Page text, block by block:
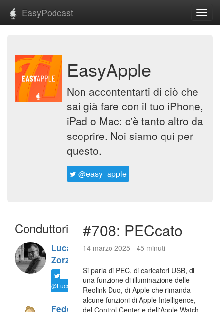
EasyPodcast
EasyApple
Non accontentarti di ciò che
sai già fare con il tuo iPhone,
iPad o Mac: c'è tanto altro da
scoprire. Noi siamo qui per
questo.
@easy_apple
Conduttori
Luca
Zorzi
@LucaTNT
Federico
#708: PECcato
14 marzo 2025 - 45 minuti
Si parla di PEC, di caricatori USB, di
una funzione di illuminazione delle
Reolink Duo, di Apple che rimanda
alcune funzioni di Apple Intelligence,
del Control Center e dell'Apple Watch.